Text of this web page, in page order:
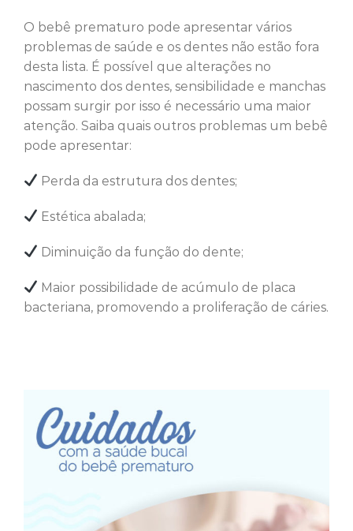
O bebê prematuro pode apresentar vários
problemas de saúde e os dentes não estão fora
desta lista. É possível que alterações no
nascimento dos dentes, sensibilidade e manchas
possam surgir por isso é necessário uma maior
atenção. Saiba quais outros problemas um bebê
pode apresentar:
Perda da estrutura dos dentes;
Estética abalada;
Diminuição da função do dente;
Maior possibilidade de acúmulo de placa
bacteriana, promovendo a proliferação de cáries.